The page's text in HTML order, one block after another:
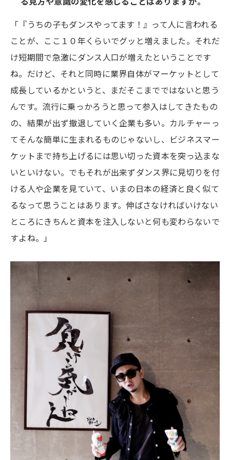
「『うちの子もダンスやってます！』って人に言われる
ことが、ここ１０年くらいでグッと増えました。それだ
け短期間で急激にダンス人口が増えたということです
ね。だけど、それと同時に業界自体がマーケットとして
成長しているかというと、まだそこまでではないと思う
んです。流行に乗っかろうと思って参入はしてきたもの
の、結果が出ず撤退していく企業も多い。カルチャーっ
てそんな簡単に生まれるものじゃないし、ビジネスマー
ケットまで持ち上げるには思い切った資本を突っ込まな
いといけない。でもそれが出来ずダンス界に見切りを付
ける人や企業を見ていて、いまの日本の経済と良く似て
るなって思うことはあります。伸ばさなければいけない
ところにきちんと資本を注入しないと何も変わらないで
すよね。」